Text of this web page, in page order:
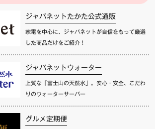
ジャパネットたかた公式通販
家電を中心に、ジャパネットが自信をもって厳選
した商品だけをご紹介！
ジャパネットウォーター
上質な「富士山の天然水」。安心・安全、こだわ
りのウォーターサーバー
グルメ定期便